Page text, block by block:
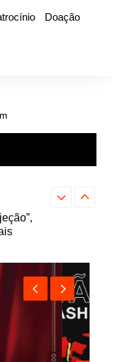
Doação
Farofa